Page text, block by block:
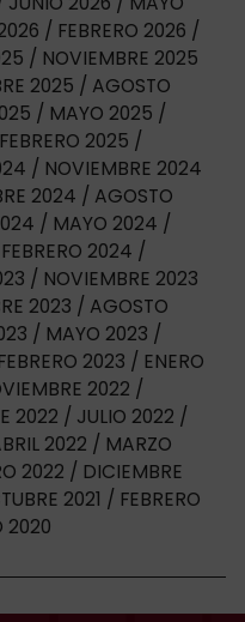
FEBRERO 2026
NOVIEMBRE 2025
2025
AGOSTO
MAYO 2025
FEBRERO 2025
NOVIEMBRE 2024
2024
AGOSTO
MAYO 2024
FEBRERO 2024
NOVIEMBRE 2023
2023
AGOSTO
MAYO 2023
FEBRERO 2023
ENERO
2022
2022
JULIO 2022
2022
MARZO
2022
DICIEMBRE
2021
FEBRERO
2020